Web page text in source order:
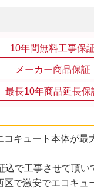
10年間無料工事保
メーカー商品保証
最長10年商品延長保
コキュート本体が最
込で工事させて頂い
区で激安でエコキュ